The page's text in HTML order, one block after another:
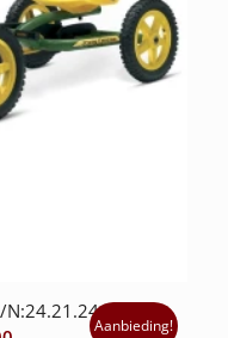
N:24.21.24.01
Aanbieding!